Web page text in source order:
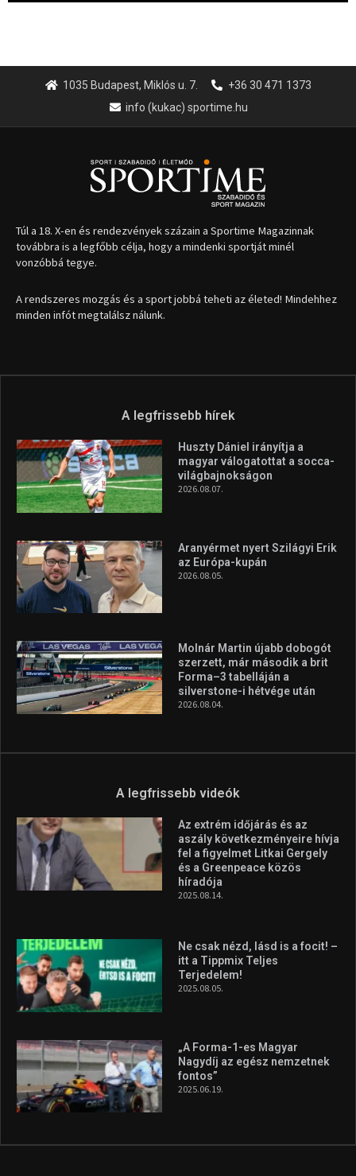
1035 Budapest, Miklós u. 7.
+36 30 471 1373
info (kukac) sportime.hu
Túl a 18. X-en és rendezvények százain a Sportime Magazinnak
továbbra is a legfőbb célja, hogy a mindenki sportját minél
vonzóbbá tegye.
A rendszeres mozgás és a sport jobbá teheti az életed! Mindehhez
minden infót megtalálsz nálunk.
A legfrissebb hírek
Huszty Dániel irányítja a
magyar válogatottat a socca-
világbajnokságon
2026.08.07.
Aranyérmet nyert Szilágyi Erik
az Európa-kupán
2026.08.05.
Molnár Martin újabb dobogót
szerzett, már második a brit
Forma–3 tabelláján a
silverstone-i hétvége után
2026.08.04.
A legfrissebb videók
Az extrém időjárás és az
aszály következményeire hívja
fel a figyelmet Litkai Gergely
és a Greenpeace közös
híradója
2025.08.14.
Ne csak nézd, lásd is a focit! –
itt a Tippmix Teljes
Terjedelem!
2025.08.05.
„A Forma-1-es Magyar
Nagydíj az egész nemzetnek
fontos”
2025.06.19.